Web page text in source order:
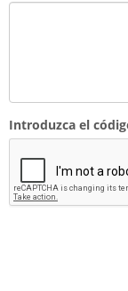
Introduzca el